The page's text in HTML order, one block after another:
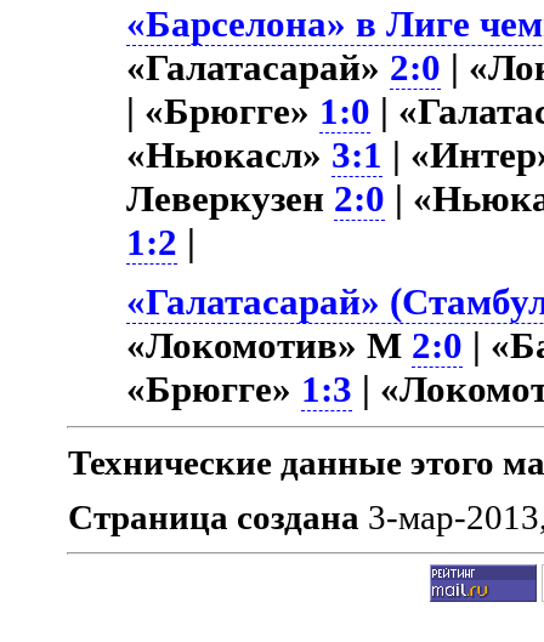
«Барселона» в Лиге
«Галатасарай» 2:0 |
| «Брюгге» 1:0 |
«Ньюкасл» 3:1 |
Леверкузен 2:0 |
1:2 |
«Галатасарай»
«Локомотив» М 2:0 |
«Брюгге» 1:3 |
Технические данные этого
Страница создана 3-мар-2013